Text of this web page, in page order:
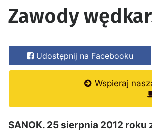
Zawody
Udostępnij na Facebooku
Wspieraj
SANOK. 25 sierpnia 2012